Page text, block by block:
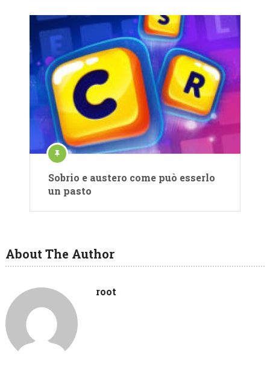
Sobrio e austero come può esserlo
un pasto
About The Author
root